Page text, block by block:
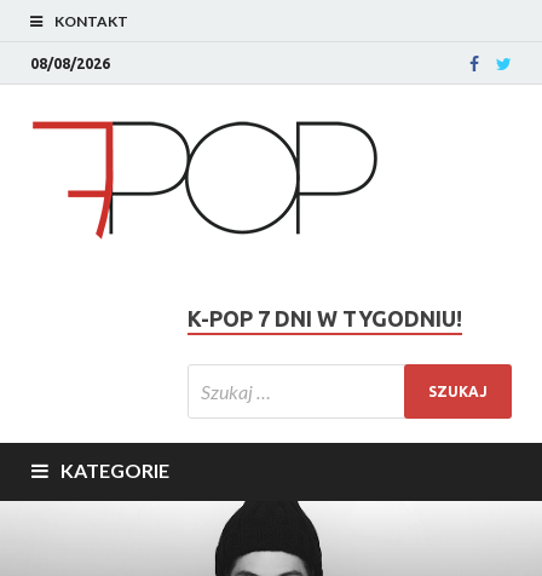
KONTAKT
08/08/2026
K-POP 7 DNI W TYGODNIU!
KATEGORIE